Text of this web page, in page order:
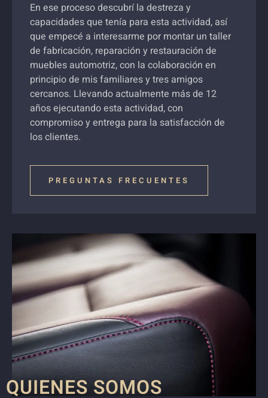
En ese proceso descubrí la destreza y
capacidades que tenía para esta actividad, así
que empecé a interesarme por montar un taller
de fabricación, reparación y restauración de
muebles automotriz, con la colaboración en
principio de mis familiares y tres amigos
cercanos. Llevando actualmente más de 12
años ejecutando esta actividad, con
compromiso y entrega para la satisfacción de
los clientes.
PREGUNTAS FRECUENTES
QUIENES SOMOS